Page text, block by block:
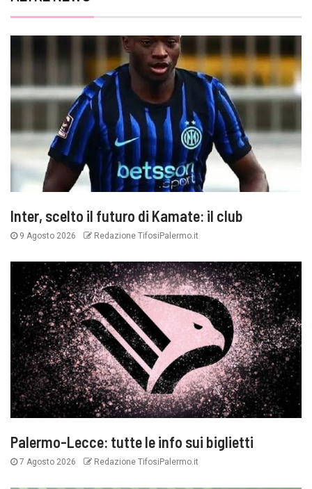
Inter, scelto il futuro di Kamate: il club
9 Agosto 2026 Redazione TifosiPalermo.it
Palermo-Lecce: tutte le info sui biglietti
7 Agosto 2026 Redazione TifosiPalermo.it